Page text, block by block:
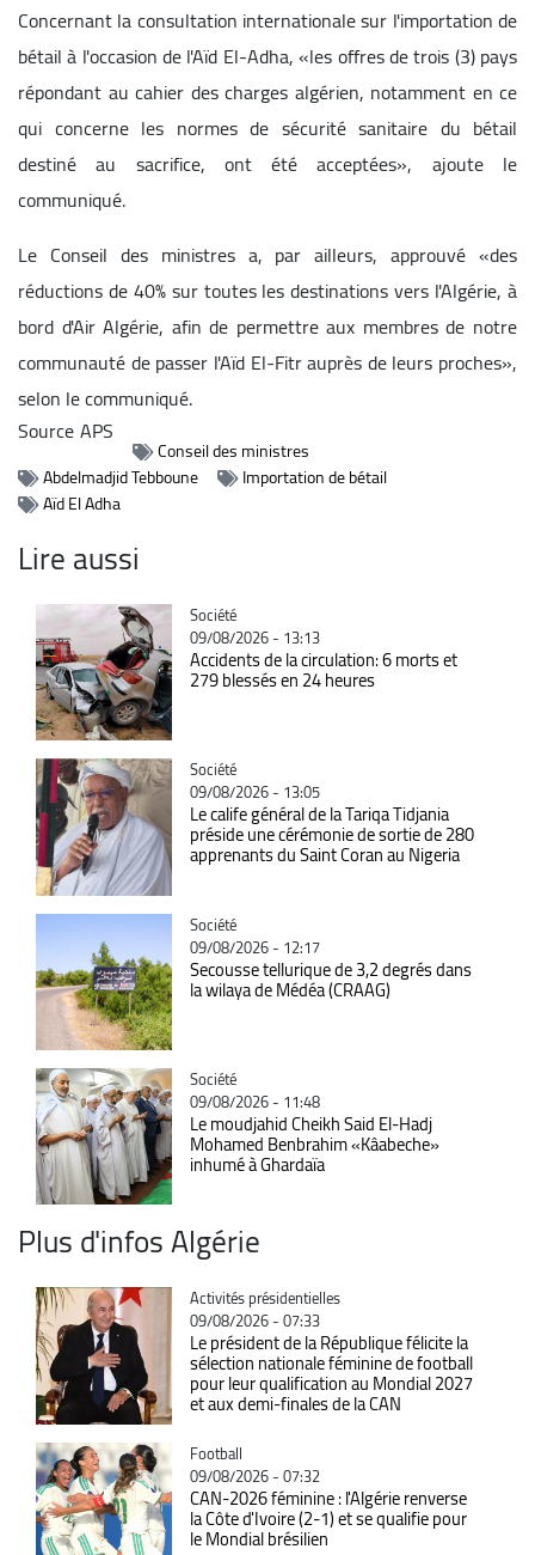
Concernant la consultation internationale sur l'importation de
bétail à l'occasion de l'Aïd El-Adha, «les offres de trois (3) pays
répondant au cahier des charges algérien, notamment en ce
qui concerne les normes de sécurité sanitaire du bétail
destiné au sacrifice, ont été acceptées», ajoute le
communiqué.
Le Conseil des ministres a, par ailleurs, approuvé «des
réductions de 40% sur toutes les destinations vers l'Algérie, à
bord d'Air Algérie, afin de permettre aux membres de notre
communauté de passer l'Aïd El-Fitr auprès de leurs proches»,
selon le communiqué.
SourceAPS
Conseil des ministres
Abdelmadjid Tebboune
Importation de bétail
Aïd El Adha
Lire aussi
Catégorie
Société
09/08/2026 - 13:13
Accidents de la circulation: 6 morts et
279 blessés en 24 heures
Catégorie
Société
09/08/2026 - 13:05
Le calife général de la Tariqa Tidjania
préside une cérémonie de sortie de 280
apprenants du Saint Coran au Nigeria
Catégorie
Société
09/08/2026 - 12:17
Secousse tellurique de 3,2 degrés dans
la wilaya de Médéa (CRAAG)
Catégorie
Société
09/08/2026 - 11:48
Le moudjahid Cheikh Said El-Hadj
Mohamed Benbrahim «Kâabeche»
inhumé à Ghardaïa
Plus d'infos Algérie
Catégorie
Activités présidentielles
09/08/2026 - 07:33
Le président de la République félicite la
sélection nationale féminine de football
pour leur qualification au Mondial 2027
et aux demi-finales de la CAN
Catégorie
Football
09/08/2026 - 07:32
CAN-2026 féminine : l'Algérie renverse
la Côte d'Ivoire (2-1) et se qualifie pour
le Mondial brésilien